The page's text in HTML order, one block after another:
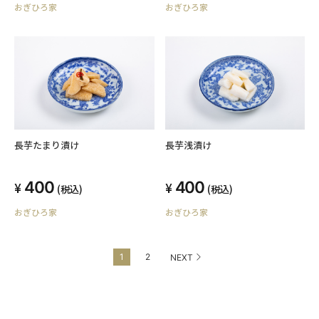
おぎひろ家 おぎひろ家
長芋たまり漬け
400 (税込)
おぎひろ家
長芋浅漬け
400 (税込)
おぎひろ家
1 2 NEXT